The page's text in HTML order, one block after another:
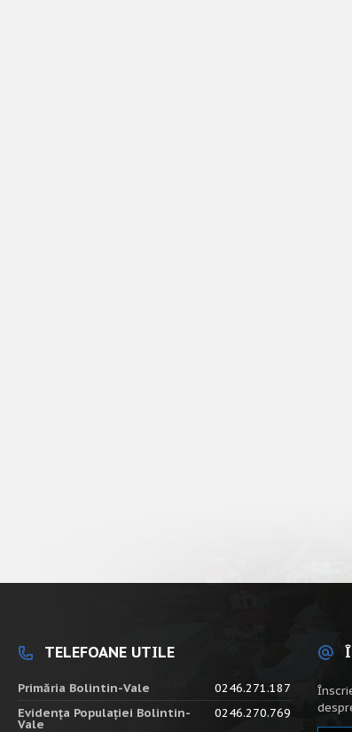
TELEFOANE UTILE
Primăria Bolintin-Vale
0246.271.187
Evidența Populației Bolintin-
Vale
0246.270.769